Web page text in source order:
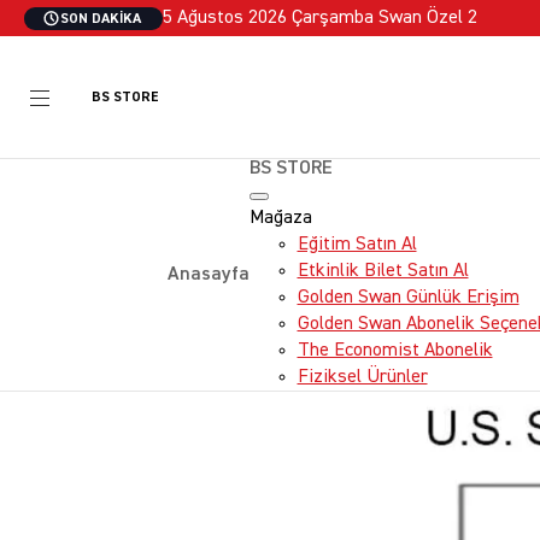
SON DAKIKA 5 Ağustos 2026 Çarşamba Swan Özel 2
BS STORE
Anasayfa
BS STORE
Mağaza
Eğitim Satın Al
Etkinlik Bilet Satın Al
Golden Swan Günlük Erişim
Golden Swan Abonelik
The Economist Abonelik
Fiziksel Ürünler
EKONOMI
ABD
Yeni verilere
piyasanın 1929,